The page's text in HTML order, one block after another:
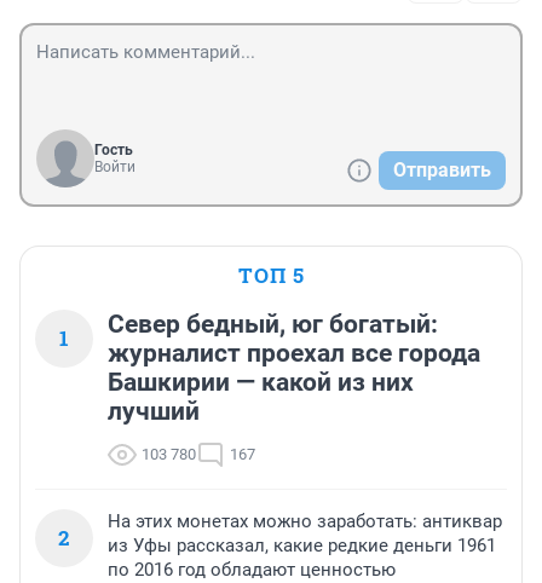
Гость
Войти
Отправить
ТОП 5
1
Север бедный, юг богатый:
журналист проехал все города
Башкирии — какой из них
лучший
103 780 167
2
На этих монетах можно заработать: антиквар
из Уфы рассказал, какие редкие деньги 1961
по 2016 год обладают ценностью